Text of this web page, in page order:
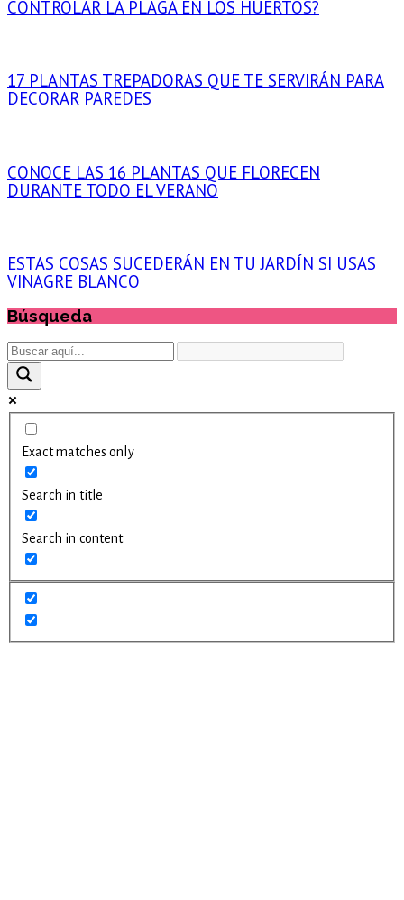
CONTROLAR LA PLAGA EN LOS HUERTOS?
17 PLANTAS TREPADORAS QUE TE SERVIRÁN PARA
DECORAR PAREDES
CONOCE LAS 16 PLANTAS QUE FLORECEN
DURANTE TODO EL VERANO
ESTAS COSAS SUCEDERÁN EN TU JARDÍN SI USAS
VINAGRE BLANCO
Búsqueda
Exact matches only
Search in title
Search in content